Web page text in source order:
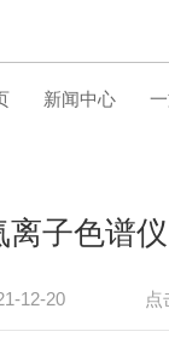
新闻中心
离子色谱
12-20 点